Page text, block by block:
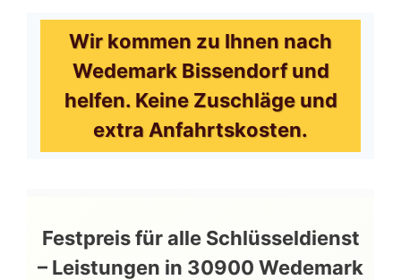
Wir kommen zu Ihnen nach
Wedemark Bissendorf und
helfen. Keine Zuschläge und
extra Anfahrtskosten.
Festpreis für alle Schlüsseldienst
– Leistungen in 30900 Wedemark